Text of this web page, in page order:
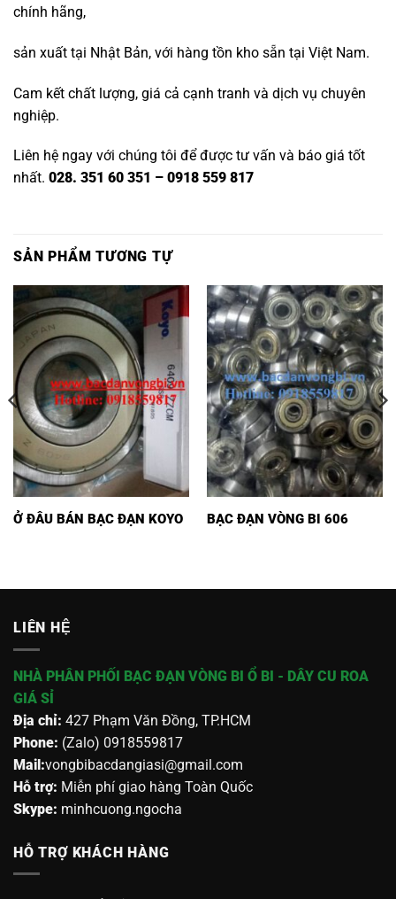
chính hãng,
sản xuất tại Nhật Bản, với hàng tồn kho sẵn tại Việt Nam.
Cam kết chất lượng, giá cả cạnh tranh và dịch vụ chuyên
nghiệp.
Liên hệ ngay với chúng tôi để được tư vấn và báo giá tốt
nhất. 028. 351 60 351 – 0918 559 817
SẢN PHẨM TƯƠNG TỰ
Ở ĐÂU BÁN BẠC ĐẠN KOYO BẠC ĐẠN VÒNG BI 606
LIÊN HỆ
NHÀ PHÂN PHỐI BẠC ĐẠN VÒNG BI Ổ BI - DÂY CU ROA
GIÁ SỈ
Địa chỉ: 427 Phạm Văn Đồng, TP.HCM
Phone: (Zalo) 0918559817
Mail:vongbibacdangiasi@gmail.com
Hỗ trợ: Miễn phí giao hàng Toàn Quốc
Skype: minhcuong.ngocha
HỖ TRỢ KHÁCH HÀNG